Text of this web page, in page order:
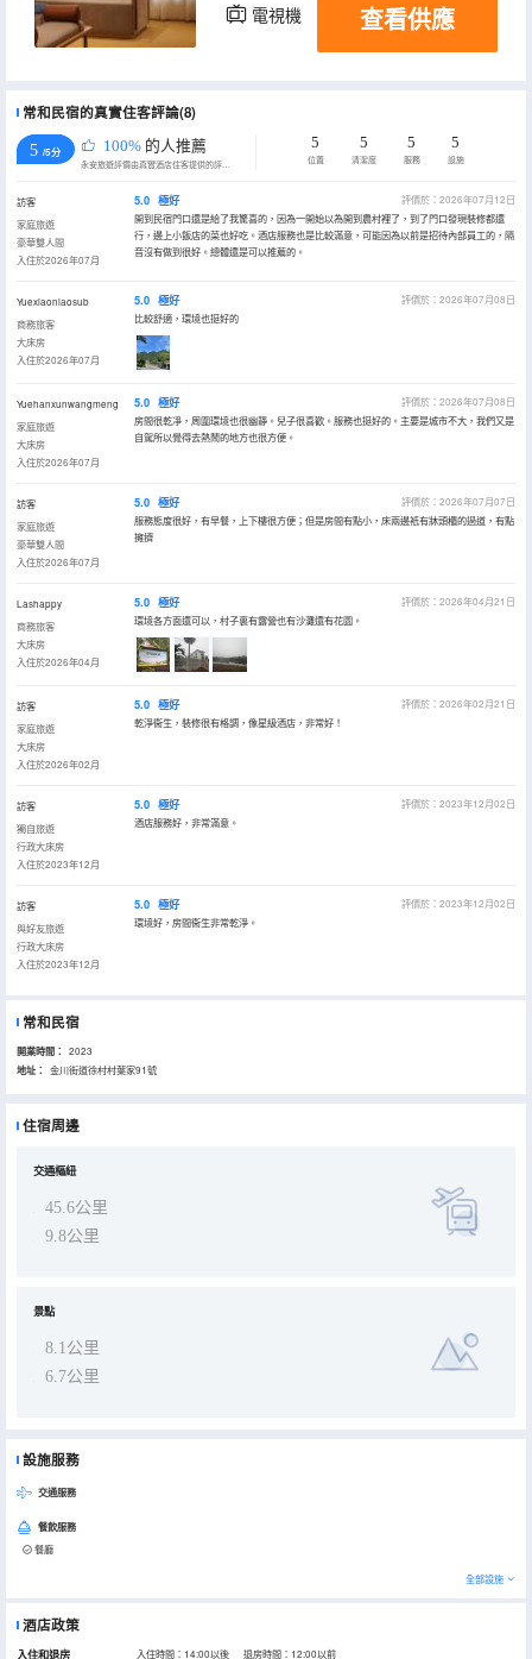
電視機 查看供應
常和民宿的真實住客評論(8)
5 /5分 100% 的人推薦
永安旅遊評價由真實酒店住客提供的評價。
5
位置
5
清潔度
5
服務
5
設施
訪客
家庭旅遊
豪華雙人間
入住於2026年07月
5.0 極好
評價於：2026年07月12日
開到民宿門口還是給了我驚喜的，因為一開始以為開到農村裡了，到了門口發現裝修都還
行，邊上小飯店的菜也好吃。酒店服務也是比較滿意，可能因為以前是招待內部員工的，隔
音沒有做到很好。總體還是可以推薦的。
Yuexiaoniaosub
商務旅客
大床房
入住於2026年07月
5.0 極好
評價於：2026年07月08日
比較舒適，環境也挺好的
Yuehanxunwangmeng
家庭旅遊
大床房
入住於2026年07月
5.0 極好
評價於：2026年07月08日
房間很乾凈，周圍環境也很幽靜。兒子很喜歡。服務也挺好的。主要是城市不大，我們又是
自駕所以覺得去熱鬧的地方也很方便。
訪客
家庭旅遊
豪華雙人間
入住於2026年07月
5.0 極好
評價於：2026年07月07日
服務態度很好，有早餐，上下樓很方便；但是房間有點小，床兩邊衹有牀頭櫃的過道，有點
擁擠
Lashappy
商務旅客
大床房
入住於2026年04月
5.0 極好
評價於：2026年04月21日
環境各方面還可以，村子裏有露營也有沙灘還有花園。
訪客
家庭旅遊
大床房
入住於2026年02月
5.0 極好
評價於：2026年02月21日
乾淨衞生，裝修很有格調，像星級酒店，非常好！
訪客
獨自旅遊
行政大床房
入住於2023年12月
5.0 極好
評價於：2023年12月02日
酒店服務好，非常滿意。
訪客
與好友旅遊
行政大床房
入住於2023年12月
5.0 極好
評價於：2023年12月02日
環境好，房間衞生非常乾淨。
常和民宿
開業時間： 2023
地址： 金川街道徐村村葉家91號
住宿周邊
交通樞紐
45.6公里
9.8公里
景點
8.1公里
6.7公里
設施服務
交通服務
餐飲服務
餐廳
全部設施
酒店政策
入住和退房 入住時間：14:00以後 退房時間：12:00以前